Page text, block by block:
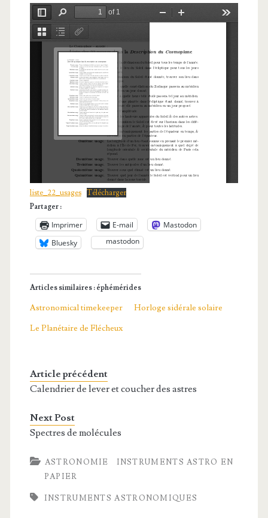
liste_22_usages Télécharger
Partager :
Imprimer E-mail
Mastodon
Bluesky
mastodon
Articles similaires : éphémérides
Astronomical timekeeper
Horloge sidérale solaire
Le Planétaire de Flécheux
Article précédent
Calendrier de lever et coucher des astres
Next Post
Spectres de molécules
ASTRONOMIE
INSTRUMENTS ASTRO EN
PAPIER
INSTRUMENTS ASTRONOMIQUES